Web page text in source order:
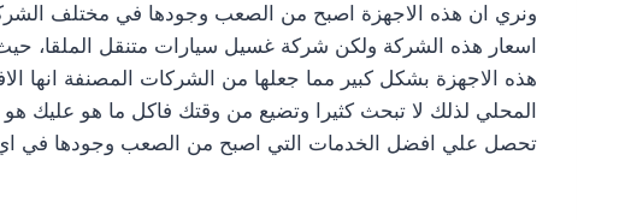
ونري ان هذه الاجهزة اصبح من الصعب وجودها في مختلف
اسعار هذه الشركة ولكن شركة غسيل سيارات متنقل الملقا،
هذه الاجهزة بشكل كبير مما جعلها من الشركات المصنفة انها
المحلي لذلك لا تبحث كثيرا وتضيع من وقتك فاكل ما هو عليك
تحصل علي افضل الخدمات التي اصبح من الصعب وجودها في